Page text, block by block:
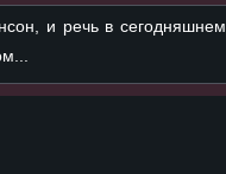
и речь в сегодняшнем